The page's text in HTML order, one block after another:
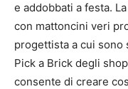
e addobbati a festa.
con mattoncini veri
progettista a cui
Pick a Brick degli
consente di creare